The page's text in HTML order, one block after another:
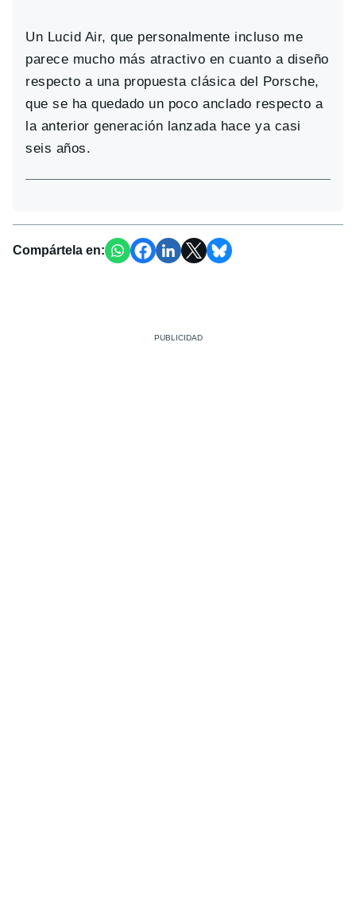
Un Lucid Air, que personalmente incluso me
parece mucho más atractivo en cuanto a diseño
respecto a una propuesta clásica del Porsche,
que se ha quedado un poco anclado respecto a
la anterior generación lanzada hace ya casi
seis años.
Compártela en: